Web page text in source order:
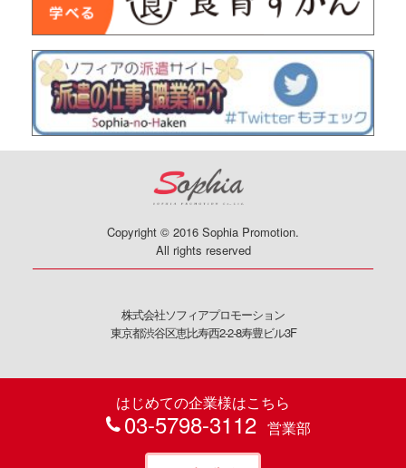
Copyright © 2016 Sophia Promotion.
All rights reserved
株式会社ソフィアプロモーション
東京都渋谷区恵比寿西2-2-8寿豊ビル3F
はじめての企業様はこちら
03-5798-3112 営業部